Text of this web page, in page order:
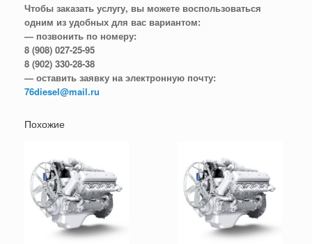
Чтобы заказать услугу, вы можете воспользоваться
одним из удобных для вас вариантом:
— позвонить по номеру:
8 (908) 027-25-95
8 (902) 330-28-38
— оставить заявку на электронную почту:
76diesel@mail.ru
Похожие